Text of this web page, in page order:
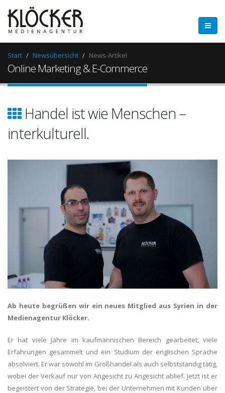
Start Newsübersicht News-Artikel
Online Marketing & E-Commerce
Handel ist wie Menschen –
interkulturell.
Ab heute begrüßen wir ein neues Mitglied aus Syrien in der
Medienagentur Klöcker.
Er hat viele Jahre im kaufmännischen Bereich gearbeitet, viele
Erfahrungen gesammelt und ein Studium der englischen Sprache
absolviert. Er war sowohl im Großhandel als auch selbstständig tätig,
wobei der Verkauf nur von Angesicht zu Angesicht ablief. Jetzt ist er
begeistert von der Strategie, bei der Unternehmen mit Kunden über